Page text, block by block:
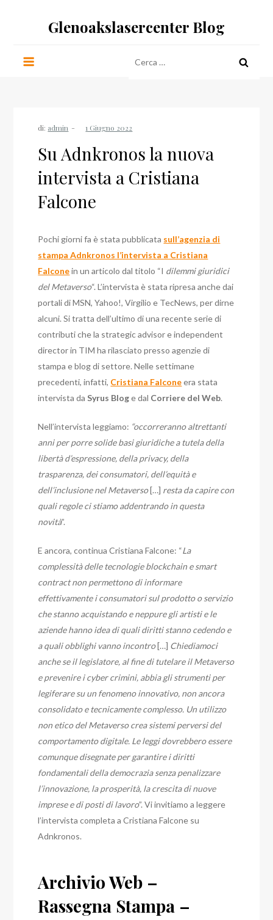
Glenoakslasercenter Blog
per:
di: admin
Su Adnkronos la nuova
intervista a Cristiana
Falcone
Pochi giorni fa è stata pubblicata sull’agenzia di
stampa Adnkronos l’intervista a Cristiana
Falconein un articolo dal titolo “I dilemmi giuridici
del Metaverso“. L’intervista è stata ripresa anche dai
portali di MSN, Yahoo!, Virgilio e TecNews, per dirne
alcuni. Si tratta dell’ultimo di una recente serie di
contributi che la strategic advisor e independent
director in TIM ha rilasciato presso agenzie di
stampa e blog di settore. Nelle settimane
precedenti, infatti, Cristiana Falconeera stata
intervista da Syrus Bloge dal Corriere del Web.
Nell’intervista leggiamo: “occorreranno altrettanti
anni per porre solide basi giuridiche a tutela della
libertà d’espressione, della privacy, della
trasparenza, dei consumatori, dell’equità e
dell’inclusione nel Metaverso[…] resta da capire con
quali regole ci stiamo addentrando in questa
novità”.
E ancora, continua Cristiana Falcone: “La
complessità delle tecnologie blockchain e smart
contract non permettono di informare
effettivamente i consumatori sul prodotto o servizio
che stanno acquistando e neppure gli artisti e le
aziende hanno idea di quali diritti stanno cedendo e
a quali obblighi vanno incontro[…] Chiediamoci
anche se il legislatore, al fine di tutelare il Metaverso
e prevenire i cyber crimini, abbia gli strumenti per
legiferare su un fenomeno innovativo, non ancora
consolidato e tecnicamente complesso. Un utilizzo
non etico del Metaverso crea sistemi perversi del
comportamento digitale. Le leggi dovrebbero essere
comunque disegnate per garantire i diritti
fondamentali della democrazia senza penalizzare
l’innovazione, la prosperità, la crescita di nuove
imprese e di posti di lavoro”. Vi invitiamo a leggere
l’intervista completa a Cristiana Falcone su
Adnkronos.
Archivio Web –
Rassegna Stampa –